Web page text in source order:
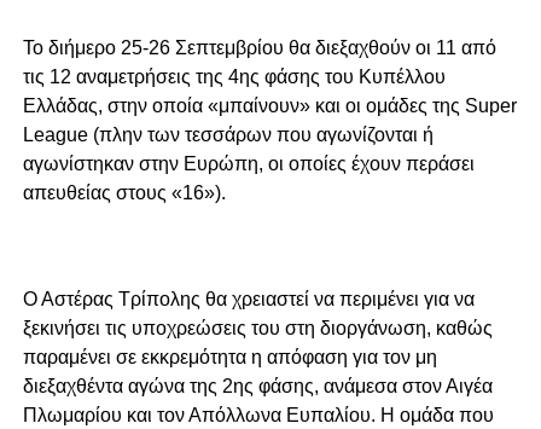
Το διήμερο 25-26 Σεπτεμβρίου θα διεξαχθούν οι 11 από
τις 12 αναμετρήσεις της 4ης φάσης του Κυπέλλου
Ελλάδας, στην οποία «μπαίνουν» και οι ομάδες της Super
League (πλην των τεσσάρων που αγωνίζονται ή
αγωνίστηκαν στην Ευρώπη, οι οποίες έχουν περάσει
απευθείας στους «16»).
Ο Αστέρας Τρίπολης θα χρειαστεί να περιμένει για να
ξεκινήσει τις υποχρεώσεις του στη διοργάνωση, καθώς
παραμένει σε εκκρεμότητα η απόφαση για τον μη
διεξαχθέντα αγώνα της 2ης φάσης, ανάμεσα στον Αιγέα
Πλωμαρίου και τον Απόλλωνα Ευπαλίου. Η ομάδα που